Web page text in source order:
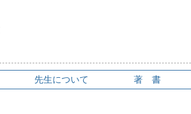
先生について 著 書